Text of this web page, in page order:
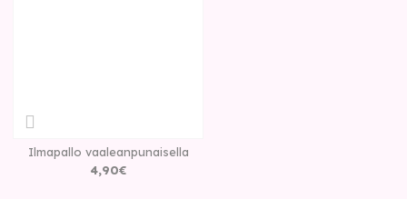
Ilmapallo vaaleanpunaisella
4,90€